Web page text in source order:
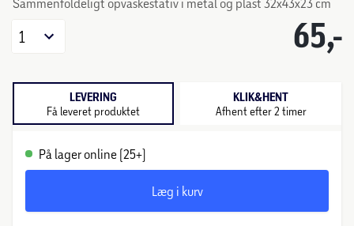
65,-
1
LEVERING
Få leveret produktet
KLIK&HENT
Afhent efter 2 timer
På lager online (25+)
Læg i kurv